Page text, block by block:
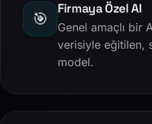
🎯
Firmaya Özel AI
Genel amaçlı bir
verisiyle eğitilen,
model.